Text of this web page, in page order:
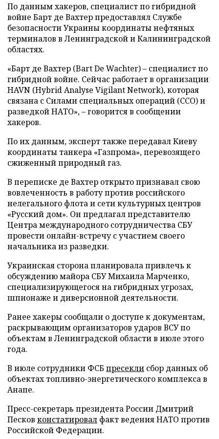
По данным хакеров, специалист по гибридной
войне Барт де Вахтер предоставлял Службе
безопасности Украины координаты нефтяных
терминалов в Ленинградской и Калининградской
областях.
«Барт де Вахтер (Bart De Wachter) – специалист по
гибридной войне. Сейчас работает в организации
HAVN (Hybrid Analyse Vigilant Network), которая
связана с Силами специальных операций (ССО) и
разведкой НАТО», – говорится в сообщении
хакеров.
По их данным, эксперт также передавал Киеву
координаты танкера «Газпрома», перевозящего
сжиженный природный газ.
В переписке де Вахтер открыто признавал свою
вовлеченность в работу против российского
нелегального флота и сети культурных центров
«Русский дом». Он предлагал представителю
Центра международного сотрудничества СБУ
провести онлайн-встречу с участием своего
начальника из разведки.
Украинская сторона планировала привлечь к
обсуждению майора СБУ Михаила Марченко,
специализирующегося на гибридных угрозах,
шпионаже и диверсионной деятельности.
Ранее хакеры сообщали о доступе к документам,
раскрывающим организаторов ударов ВСУ по
объектам в Ленинградской области в июле этого
года.
В июле сотрудники ФСБ пресекли сбор данных об
объектах топливно-энергетического комплекса в
Анапе.
Пресс-секретарь президента России Дмитрий
Песков констатировал факт ведения НАТО против
Российской Федерации.